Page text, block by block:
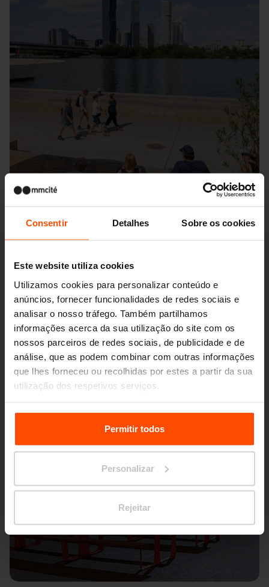
Consentir Detalhes Sobre os cookies
Este website utiliza cookies
Utilizamos cookies para personalizar conteúdo e
anúncios, fornecer funcionalidades de redes sociais e
analisar o nosso tráfego. Também partilhamos
informações acerca da sua utilização do site com os
nossos parceiros de redes sociais, de publicidade e de
análise, que as podem combinar com outras informações
que lhes forneceu ou recolhidas por estes a partir da sua
utilização dos respetivos serviços.
Para mais informações, por favor visitePrinciples
Relating to the Processing Personal Data.
Permitir todos
Personalizar
Rejeitar
Seattle – Popup park